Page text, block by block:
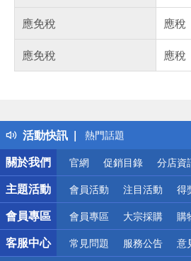
應免稅
應稅
應免稅
應稅
活動快訊
得獎公告
熱門話題
銀行優惠
偏遠地區配送
詐騙網頁！請小心！
關於我們
官網 促銷目錄 分店資
主題活動 會員活動 注目活動 得
會員專區 會員專區 大宗採購 購
客服中心 常見問題 服務公告 意